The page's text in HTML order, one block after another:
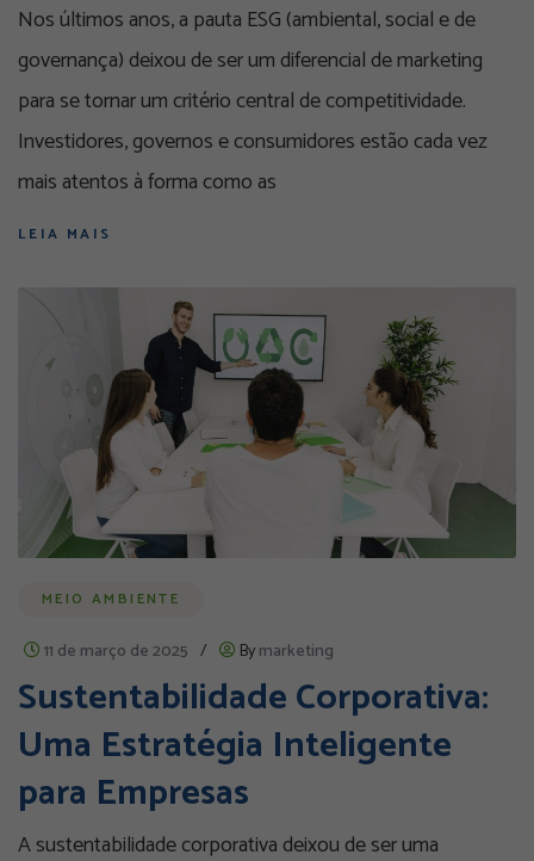
Nos últimos anos, a pauta ESG (ambiental, social e de
governança) deixou de ser um diferencial de marketing
para se tornar um critério central de competitividade.
Investidores, governos e consumidores estão cada vez
mais atentos à forma como as
LEIA MAIS
MEIO AMBIENTE
11 de março de 2025 / Bymarketing
Sustentabilidade Corporativa:
Uma Estratégia Inteligente
para Empresas
A sustentabilidade corporativa deixou de ser uma